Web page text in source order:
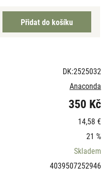
DK:2525032
Anaconda
350 Kč
14,58 €
21 %
Skladem
4039507252946